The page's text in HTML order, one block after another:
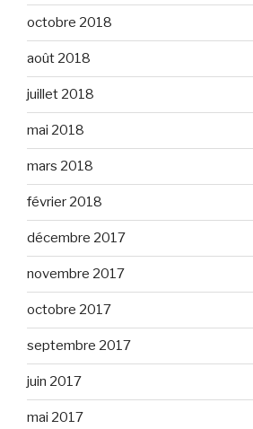
octobre 2018
août 2018
juillet 2018
mai 2018
mars 2018
février 2018
décembre 2017
novembre 2017
octobre 2017
septembre 2017
juin 2017
mai 2017